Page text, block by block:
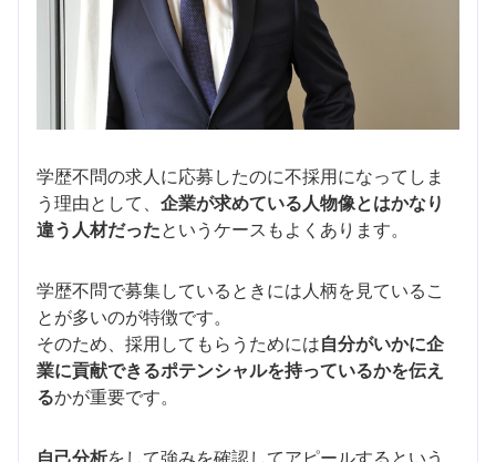
学歴不問の求人に応募したのに不採用になってしま
う理由として、 企業が求めている人物像とはかなり
違う人材だったというケースもよくあります。
学歴不問で募集しているときには人柄を見ているこ
とが多いのが特徴です。
そのため、採用してもらうためには自分がいかに企
業に貢献できるポテンシャルを持っているかを伝え
るかが重要です。